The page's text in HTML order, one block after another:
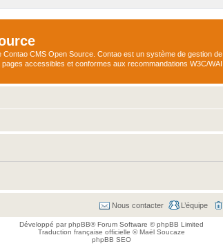
CMS Open Source. Contao est un système de gestion de
accessibles et conformes aux recommandations W3C/WAI
L’équipe
Nous contacter
Développé parphpBB® Forum Software © phpBB Limited
Traduction française officielle ©Maël Soucaze
phpBB SEO